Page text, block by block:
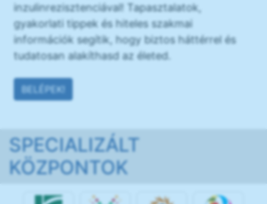
inzulinrezisztenciával! Tapasztalatok,
gyakorlati tippek és hiteles szakmai
információk segítik, hogy biztos háttérrel és
tudatosan alakíthasd az életed.
BELÉPEK!
SPECIALIZÁLT
KÖZPONTOK